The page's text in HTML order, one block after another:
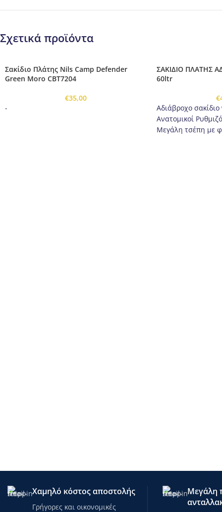
Σχετικά προϊόντα
Σακίδιο Πλάτης Nils Camp Defender
Green Moro CBT7204
€35,00
-
ΣΑΚΙΔΙΟ ΠΛΑΤΗΣ
60ltr
€
Αδιάβροχο
Ανατομικοί
Μεγάλη τσέπη με
Χαμηλό κόστος αποστολής
Γρήγορες και οικονομικές
Μεγάλη